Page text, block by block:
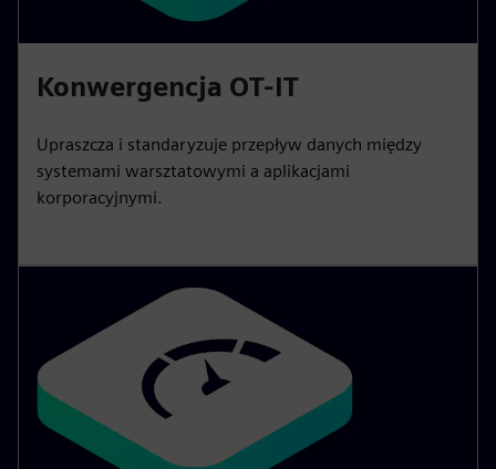
Konwergencja OT-IT
Upraszcza i standaryzuje przepływ danych między
systemami warsztatowymi a aplikacjami
korporacyjnymi.